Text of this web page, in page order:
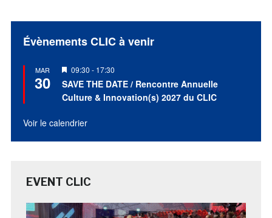
Évènements CLIC à venir
MAR
30
Mis
en
avant
09:30 - 17:30
SAVE THE DATE / Rencontre Annuelle
Culture & Innovation(s) 2027 du CLIC
Voir le calendrier
EVENT CLIC